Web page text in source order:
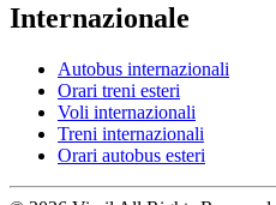
Internazionale
Autobus internazionali
Orari treni esteri
Voli internazionali
Treni internazionali
Orari autobus esteri